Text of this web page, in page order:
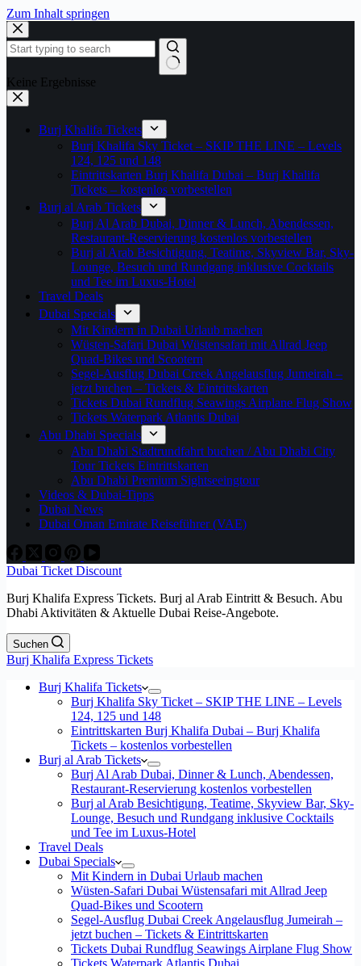
Zum Inhalt springen
Keine Ergebnisse
Burj Khalifa Tickets
Burj Khalifa Sky Ticket – SKIP THE LINE – Levels
124, 125 und 148
Eintrittskarten Burj Khalifa Dubai – Burj Khalifa
Tickets – kostenlos vorbestellen
Burj al Arab Tickets
Burj Al Arab Dubai, Dinner & Lunch, Abendessen,
Restaurant-Reservierung kostenlos vorbestellen
Burj al Arab Besichtigung, Teatime, Skyview Bar, Sky-
Lounge, Besuch und Rundgang inklusive Cocktails
und Tee im Luxus-Hotel
Travel Deals
Dubai Specials
Mit Kindern in Dubai Urlaub machen
Wüsten-Safari Dubai Wüstensafari mit Allrad Jeep
Quad-Bikes und Scootern
Segel-Ausflug Dubai Creek Angelausflug Jumeirah –
jetzt buchen – Tickets & Eintrittskarten
Tickets Dubai Rundflug Seawings Airplane Flug Show
Tickets Waterpark Atlantis Dubai
Abu Dhabi Specials
Abu Dhabi Stadtrundfahrt buchen / Abu Dhabi City
Tour Tickets Eintrittskarten
Abu Dhabi Premium Sightseeingtour
Videos & Dubai-Tipps
Dubai News
Dubai Oman Emirate Reiseführer (VAE)
Dubai Ticket Discount
Burj Khalifa Express Tickets. Burj al Arab Eintritt & Besuch. Abu
Dhabi Aktivitäten & Aktuelle Dubai Reise-Angebote.
Suchen
Burj Khalifa Express Tickets
Burj Khalifa Tickets
Burj Khalifa Sky Ticket – SKIP THE LINE – Levels
124, 125 und 148
Eintrittskarten Burj Khalifa Dubai – Burj Khalifa
Tickets – kostenlos vorbestellen
Burj al Arab Tickets
Burj Al Arab Dubai, Dinner & Lunch, Abendessen,
Restaurant-Reservierung kostenlos vorbestellen
Burj al Arab Besichtigung, Teatime, Skyview Bar, Sky-
Lounge, Besuch und Rundgang inklusive Cocktails
und Tee im Luxus-Hotel
Travel Deals
Dubai Specials
Mit Kindern in Dubai Urlaub machen
Wüsten-Safari Dubai Wüstensafari mit Allrad Jeep
Quad-Bikes und Scootern
Segel-Ausflug Dubai Creek Angelausflug Jumeirah –
jetzt buchen – Tickets & Eintrittskarten
Tickets Dubai Rundflug Seawings Airplane Flug Show
Tickets Waterpark Atlantis Dubai